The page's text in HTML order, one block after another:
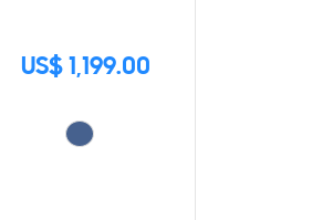
US$ 1,199.00